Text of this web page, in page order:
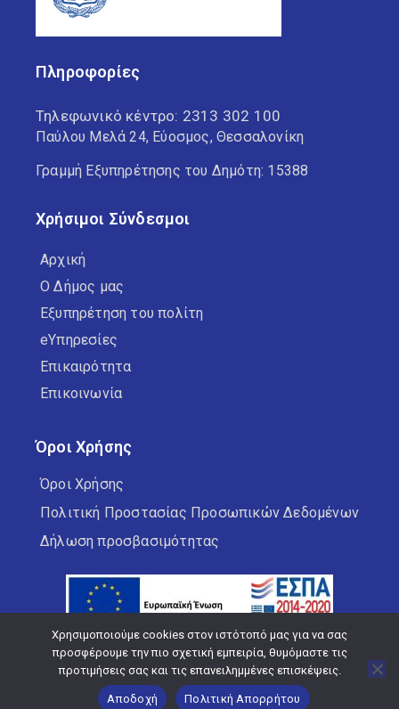
Πληροφορίες
Τηλεφωνικό κέντρο: 2313 302 100
Παύλου Μελά 24, Εύοσμος, Θεσσαλονίκη
Γραμμή Εξυπηρέτησης του Δημότη: 15388
Χρήσιμοι Σύνδεσμοι
Αρχική
Ο Δήμος μας
Εξυπηρέτηση του πολίτη
eΥπηρεσίες
Επικαιρότητα
Επικοινωνία
Όροι Χρήσης
Όροι Χρήσης
Πολιτική Προστασίας Προσωπικών Δεδομένων
Δήλωση προσβασιμότητας
Copyright © 2026 Δήμος Κορδελιού Ευόσμου
Χρησιμοποιούμε cookies στον ιστότοπό μας για να σας
προσφέρουμε την πιο σχετική εμπειρία, θυμόμαστε τις
προτιμήσεις σας και τις επανειλημμένες επισκέψεις.
Αποδοχή Πολιτική Απορρήτου